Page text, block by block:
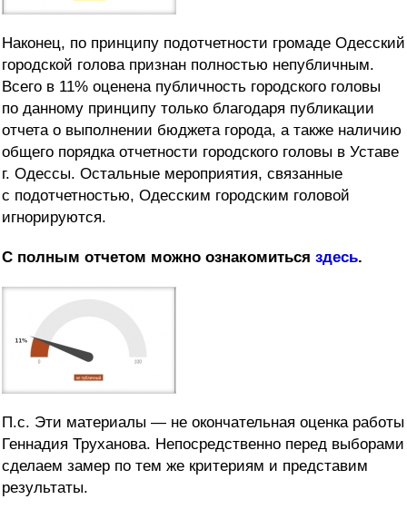
Наконец, по принципу подотчетности громаде Одесский
городской голова признан полностью непубличным.
Всего в 11% оценена публичность городского головы
по данному принципу только благодаря публикации
отчета о выполнении бюджета города, а также наличию
общего порядка отчетности городского головы в Уставе
г. Одессы. Остальные мероприятия, связанные
с подотчетностью, Одесским городским головой
игнорируются.
С полным отчетом можно ознакомиться здесь.
П.с. Эти материалы — не окончательная оценка работы
Геннадия Труханова. Непосредственно перед выборами
сделаем замер по тем же критериям и представим
результаты.